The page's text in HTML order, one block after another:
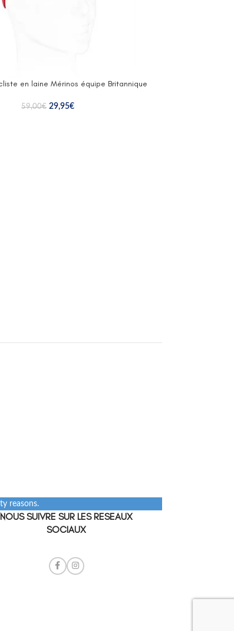
en laine Mérinos équipe Britannique
59,00€ 29,95€
reasons.
NOUS SUIVRE SUR LES RESEAUX
SOCIAUX